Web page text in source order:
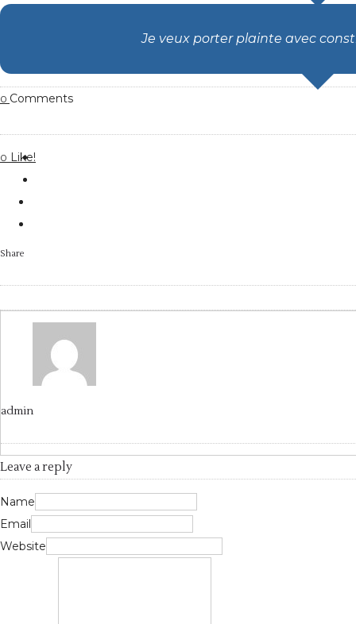
Je veux porter plainte avec
0 Comments
0 Like!
Share
admin
Leave a reply
Name
Email
Website